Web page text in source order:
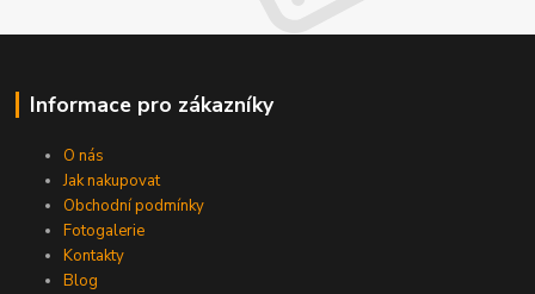
Informace pro zákazníky
O nás
Jak nakupovat
Obchodní podmínky
Fotogalerie
Kontakty
Blog